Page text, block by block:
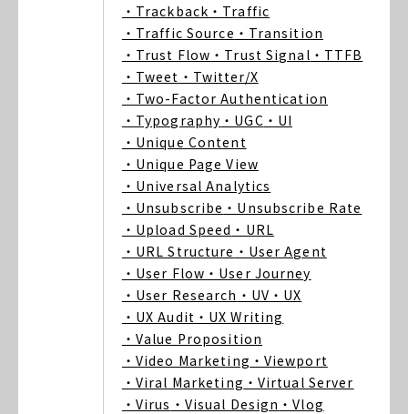
・Trackback ・Traffic
・Traffic Source ・Transition
・Trust Flow ・Trust Signal ・TTFB
・Tweet ・Twitter/X
・Two-Factor Authentication
・Typography ・UGC ・UI
・Unique Content
・Unique Page View
・Universal Analytics
・Unsubscribe ・Unsubscribe Rate
・Upload Speed ・URL
・URL Structure ・User Agent
・User Flow ・User Journey
・User Research ・UV ・UX
・UX Audit ・UX Writing
・Value Proposition
・Video Marketing ・Viewport
・Viral Marketing ・Virtual Server
・Virus ・Visual Design ・Vlog